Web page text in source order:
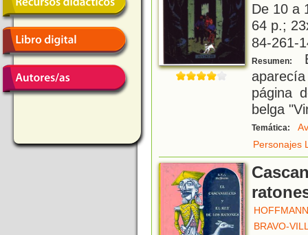
De 10 a
64 p.;
84-261-
Resumen:
página
belga
Temática:
Personajes
BRAVO-